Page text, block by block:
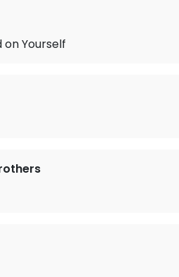
on Yourself